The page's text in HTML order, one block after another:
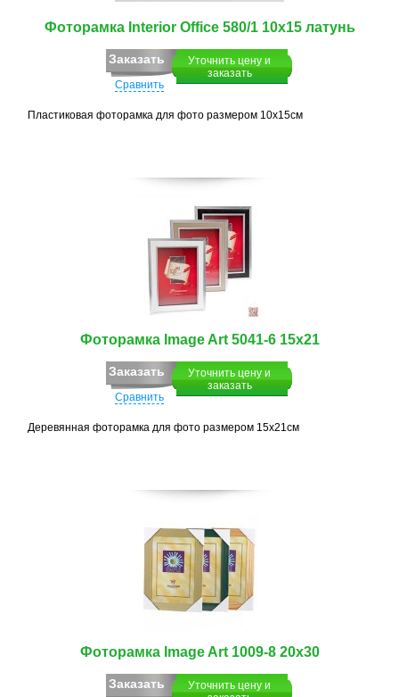
Фоторамка Interior Office 580/1 10х15 латунь
Заказать
Уточнить цену и
заказать
Сравнить
Пластиковая фоторамка для фото размером 10х15см
Фоторамка Image Art 5041-6 15х21
Заказать
Уточнить цену и
заказать
Сравнить
Деревянная фоторамка для фото размером 15х21см
Фоторамка Image Art 1009-8 20х30
Заказать
Уточнить цену и